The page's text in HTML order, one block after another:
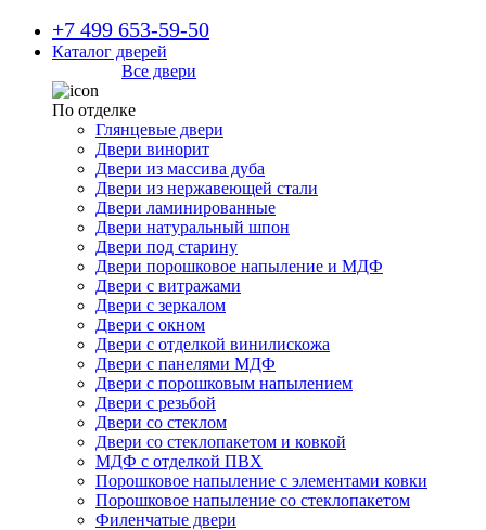
+7 499 653-59-50
Каталог дверей
Все двери
По отделке
Глянцевые двери
Двери винорит
Двери из массива дуба
Двери из нержавеющей стали
Двери ламинированные
Двери натуральный шпон
Двери под старину
Двери порошковое напыление и МДФ
Двери с витражами
Двери с зеркалом
Двери с окном
Двери с отделкой винилискожа
Двери с панелями МДФ
Двери с порошковым напылением
Двери с резьбой
Двери со стеклом
Двери со стеклопакетом и ковкой
МДФ с отделкой ПВХ
Порошковое напыление с элементами ковки
Порошковое напыление со стеклопакетом
Филенчатые двери